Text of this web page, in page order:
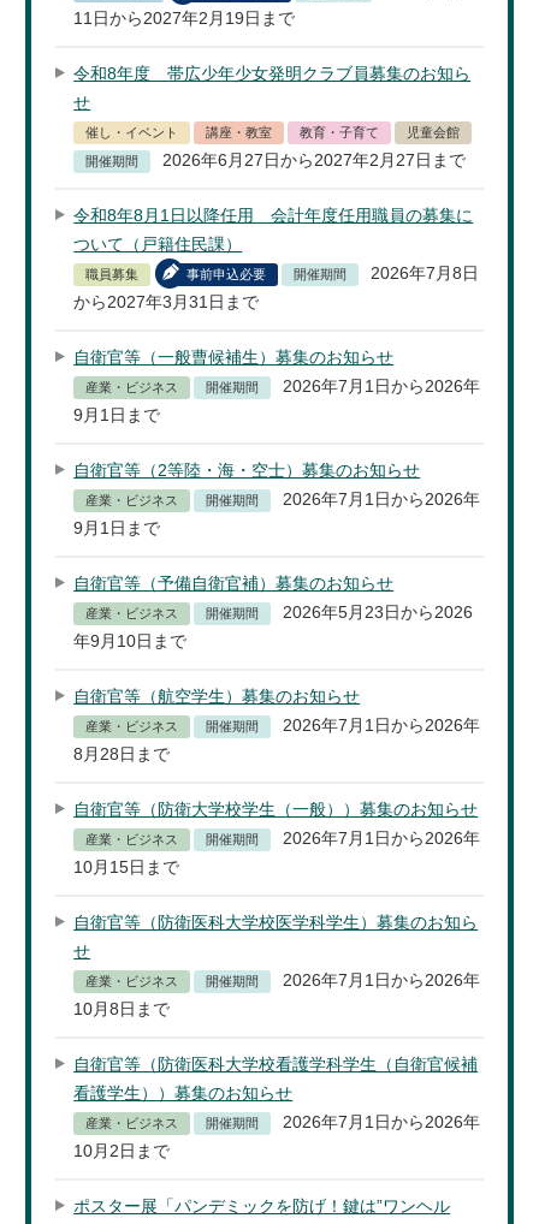
11日から2027年2月19日まで
令和8年度 帯広少年少女発明クラブ員募集のお知ら
せ
催し・イベント 講座・教室 教育・子育て
児童会館
開催期間
2026年6月27日から2027年2月27日まで
令和8年8月1日以降任用 会計年度任用職員の募集に
ついて（戸籍住民課）
職員募集 事前申込必要 開催期間
2026年7月8日
から2027年3月31日まで
自衛官等（一般曹候補生）募集のお知らせ
産業・ビジネス 開催期間
2026年7月1日から2026年
9月1日まで
自衛官等（2等陸・海・空士）募集のお知らせ
産業・ビジネス 開催期間
2026年7月1日から2026年
9月1日まで
自衛官等（予備自衛官補）募集のお知らせ
産業・ビジネス 開催期間
2026年5月23日から2026
年9月10日まで
自衛官等（航空学生）募集のお知らせ
産業・ビジネス 開催期間
2026年7月1日から2026年
8月28日まで
自衛官等（防衛大学校学生（一般））募集のお知らせ
産業・ビジネス 開催期間
2026年7月1日から2026年
10月15日まで
自衛官等（防衛医科大学校医学科学生）募集のお知ら
せ
産業・ビジネス 開催期間
2026年7月1日から2026年
10月8日まで
自衛官等（防衛医科大学校看護学科学生（自衛官候補
看護学生））募集のお知らせ
産業・ビジネス 開催期間
2026年7月1日から2026年
10月2日まで
ポスター展「パンデミックを防げ！鍵は”ワンヘル